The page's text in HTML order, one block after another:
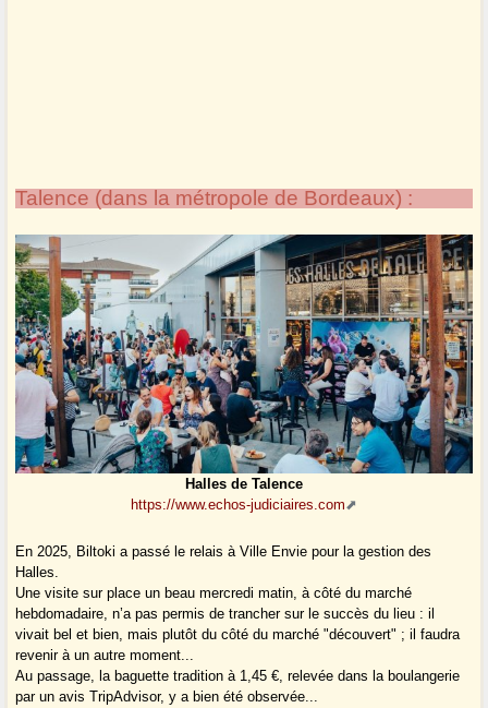
Talence (dans la métropole de Bordeaux) :
Halles de Talence
https://www.echos-judiciaires.com
En 2025, Biltoki a passé le relais à Ville Envie pour la gestion des
Halles.
Une visite sur place un beau mercredi matin, à côté du marché
hebdomadaire, n’a pas permis de trancher sur le succès du lieu : il
vivait bel et bien, mais plutôt du côté du marché "découvert" ; il faudra
revenir à un autre moment...
Au passage, la baguette tradition à 1,45 €, relevée dans la boulangerie
par un avis TripAdvisor, y a bien été observée...